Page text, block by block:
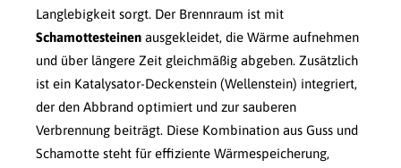
Langlebigkeit sorgt. Der Brennraum ist mit
Schamottesteinen ausgekleidet, die Wärme aufnehmen
und über längere Zeit gleichmäßig abgeben. Zusätzlich
ist ein Katalysator-Deckenstein (Wellenstein) integriert,
der den Abbrand optimiert und zur sauberen
Verbrennung beiträgt. Diese Kombination aus Guss und
Schamotte steht für effiziente Wärmespeicherung,